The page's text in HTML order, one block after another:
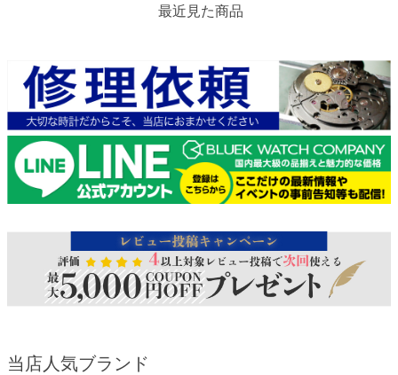
最近見た商品
当店人気ブランド